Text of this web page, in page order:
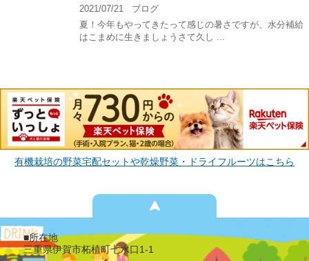
2021/07/21
ブログ
夏！今年もやってきたって感じの暑さですが、水分補給
はこまめに生きましょうさて久し ...
有機栽培の野菜宅配セットや乾燥野菜・ドライフルーツはこちら
■所在地
三重県伊賀市柘植町七水口1-1